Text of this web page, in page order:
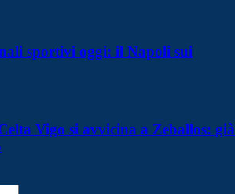
sportivi oggi: il Napoli sui
Vigo si avvicina a Zeballos: già